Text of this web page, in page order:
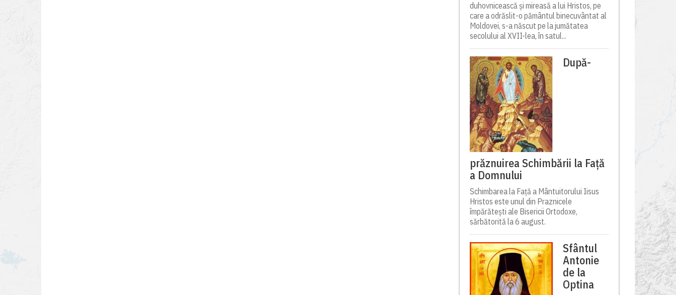
duhovnicească și mireasă a lui Hristos, pe
care a odrăslit-o pământul binecuvântat al
Moldovei, s-a născut pe la jumătatea
secolului al XVII-lea, în satul...
După-
prăznuirea Schimbării la Față
a Domnului
Schimbarea la Față a Mântuitorului Iisus
Hristos este unul din Praznicele
împărătești ale Bisericii Ortodoxe,
sărbătorită la 6 august.
Sfântul
Antonie
de la
Optina